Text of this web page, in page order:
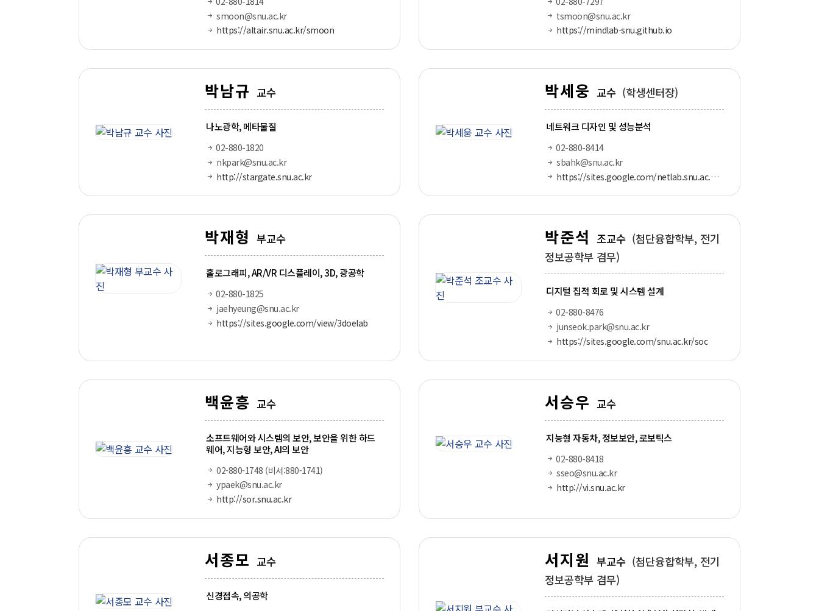
smoon@snu.ac.kr
https://altair.snu.ac.kr/smoon
tsmoon@snu.ac.kr
https://mindlab-snu.github.io
박남규 교수
나노광학, 메타물질
02-880-1820
nkpark@snu.ac.kr
http://stargate.snu.ac.kr
박세웅 교수 (학생센터장)
네트워크 디자인 및 성능분석
02-880-8414
sbahk@snu.ac.kr
https://sites.google.com/netlab.snu.ac.kr/netlabhome
박재형 부교수
홀로그래피, AR/VR 디스플레이, 3D, 광공학
02-880-1825
jaehyeung@snu.ac.kr
https://sites.google.com/view/3doelab
박준석 조교수 (첨단융합학부, 전기
정보공학부 겸무)
디지털 집적 회로 및 시스템 설계
02-880-8476
junseok.park@snu.ac.kr
https://sites.google.com/snu.ac.kr/soc
백윤흥 교수
소프트웨어와 시스템의 보안, 보안을 위한 하드
웨어, 지능형 보안, AI의 보안
02-880-1748 (비서:880-1741)
ypaek@snu.ac.kr
http://sor.snu.ac.kr
서승우 교수
지능형 자동차, 정보보안, 로보틱스
02-880-8418
sseo@snu.ac.kr
http://vi.snu.ac.kr
서종모 교수
신경접속, 의공학
서지원 부교수 (첨단융합학부, 전기
정보공학부 겸무)